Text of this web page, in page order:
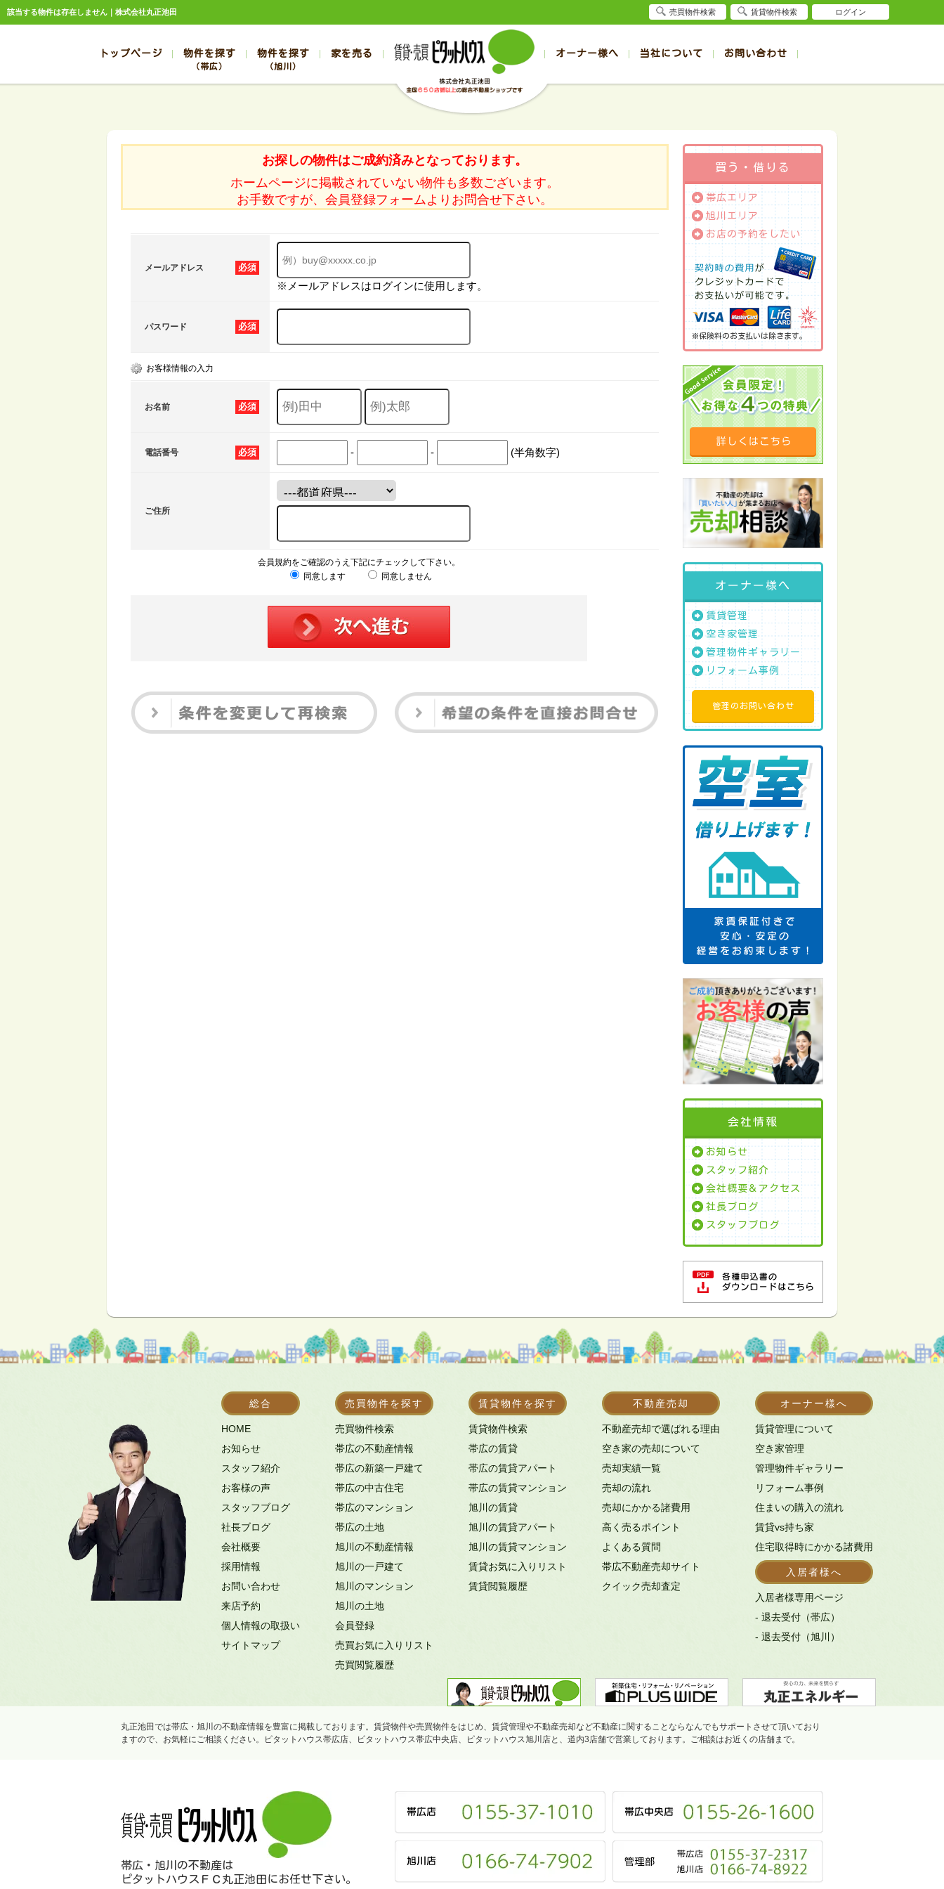
該当する物件は存在しません｜株式会社丸正池田
トップページ 物件を探す
（帯広）
売買
帯広の新築一戸建て
帯広の中古一戸建て
帯広の土地
帯広の中古マンション
帯広の1000万～2000万円
帯広の2000万～3000万円
帯広の3000万～4000万円
帯広の4000万以上
帯広の賃貸アパート
帯広の1DK～1LDK賃貸
帯広の2K～2LDK賃貸
帯広の3K～3LDK賃貸
帯広の4K以上賃貸
物件を探す
（旭川）
売買
旭川の新築一戸建て
旭川の中古一戸建て
旭川の土地
旭川の中古マンション
旭川の1000万～2000万円
旭川の2000万～3000万円
旭川の3000万～4000万円
旭川の4000万以上
旭川の賃貸アパート
旭川の1DK～1LDK賃貸
旭川の2K～2LDK賃貸
旭川の3K～3LDK賃貸
旭川の4K以上賃貸
家を売る オーナー様へ 当社について
スタッフブログ お客様の声
お問い合わせ
売却のお問合せ 入居者様ページ
お探しの物件はご成約済みとなっております。
ホームページに掲載されていない物件も多数ございます。
お手数ですが、会員登録フォームよりお問合せ下さい。
必須
メールアドレス
※メールアドレスはログインに使用します。
必須
パスワード
お客様情報の入力
必須
お名前
必須
電話番号 - - (半角数字)
ご住所
会員規約をご確認のうえ下記にチェックして下さい。
同意します
同意しません
買う・借りる
帯広エリア
旭川エリア
お店の予約をしたい
※保険料のお支払いは除きます。
オーナー様へ
賃貸管理
空き家管理
管理物件ギャラリー
リフォーム事例
管理のお問い合わせ
会社情報
お知らせ
スタッフ紹介
会社概要＆アクセス
社長ブログ
スタッフブログ
総合
HOME
お知らせ
スタッフ紹介
お客様の声
スタッフブログ
社長ブログ
会社概要
採用情報
お問い合わせ
来店予約
個人情報の取扱い
サイトマップ
売買物件を探す
売買物件検索
帯広の不動産情報
帯広の新築一戸建て
帯広の中古住宅
帯広のマンション
帯広の土地
旭川の不動産情報
旭川の一戸建て
旭川のマンション
旭川の土地
会員登録
売買お気に入りリスト
売買閲覧履歴
賃貸物件を探す
賃貸物件検索
帯広の賃貸
帯広の賃貸アパート
帯広の賃貸マンション
旭川の賃貸
旭川の賃貸アパート
旭川の賃貸マンション
賃貸お気に入りリスト
賃貸閲覧履歴
不動産売却
不動産売却で選ばれる理由
空き家の売却について
売却実績一覧
売却の流れ
売却にかかる諸費用
高く売るポイント
よくある質問
帯広不動産売却サイト
クイック売却査定
オーナー様へ
賃貸管理について
空き家管理
管理物件ギャラリー
リフォーム事例
住まいの購入の流れ
賃貸vs持ち家
住宅取得時にかかる諸費用
入居者様へ
入居者様専用ページ
- 退去受付（帯広）
- 退去受付（旭川）
丸正池田では帯広・旭川の不動産情報を豊富に掲載しております。賃貸物件や売買物件をはじめ、賃貸管理や不動産売却など不動産に関することならなんでもサポートさせて頂いており
ますので、お気軽にご相談ください。ピタットハウス帯広店、ピタットハウス帯広中央店、ピタットハウス旭川店と、道内3店舗で営業しております。ご相談はお近くの店舗まで。
帯広・旭川の不動産は
ピタットハウスＦＣ丸正池田にお任せ下さい。
売買物件検索 賃貸物件検索 ログイン